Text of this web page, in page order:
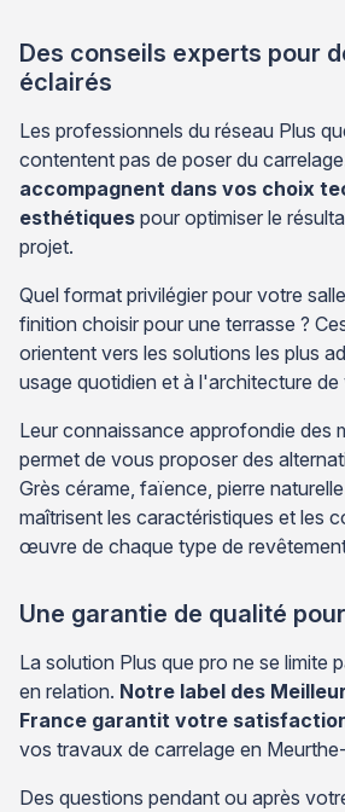
Des conseils experts pour
éclairés
Les professionnels du réseau Plus
contentent pas de poser du
accompagnent dans vos choix
esthétiques pour optimiser le
projet.
Quel format privilégier pour votre
finition choisir pour une terrasse ?
orientent vers les solutions les plus
usage quotidien et à l'architecture
Leur connaissance approfondie des
permet de vous proposer des
Grès cérame, faïence, pierre
maîtrisent les caractéristiques et les
œuvre de chaque type de
Une garantie de qualité
La solution Plus que pro ne se limite
en relation. Notre label des
France garantit votre
vos travaux de carrelage en
Des questions pendant ou après